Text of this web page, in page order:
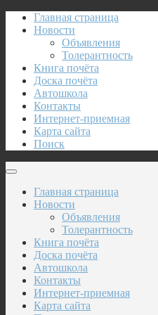
Главная страница
Новости
Объявления
Толерантность
Книга почёта
Доска почёта
Автошкола
Контакты
Интернет-приемная
Карта сайта
Поиск
Главная страница
Новости
Объявления
Толерантность
Книга почёта
Доска почёта
Автошкола
Контакты
Интернет-приемная
Карта сайта